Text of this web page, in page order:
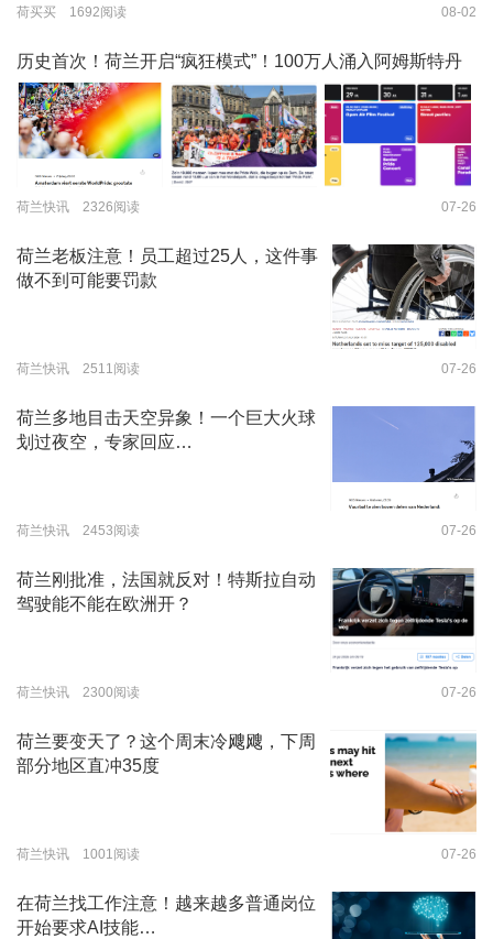
荷买买 1692阅读 08-02
历史首次！荷兰开启“疯狂模式”！100万人涌入阿姆斯特丹
荷兰快讯 2326阅读 07-26
荷兰老板注意！员工超过25人，这件事
做不到可能要罚款
荷兰快讯 2511阅读 07-26
荷兰多地目击天空异象！一个巨大火球
划过夜空，专家回应…
荷兰快讯 2453阅读 07-26
荷兰刚批准，法国就反对！特斯拉自动
驾驶能不能在欧洲开？
荷兰快讯 2300阅读 07-26
荷兰要变天了？这个周末冷飕飕，下周
部分地区直冲35度
荷兰快讯 1001阅读 07-26
在荷兰找工作注意！越来越多普通岗位
开始要求AI技能…